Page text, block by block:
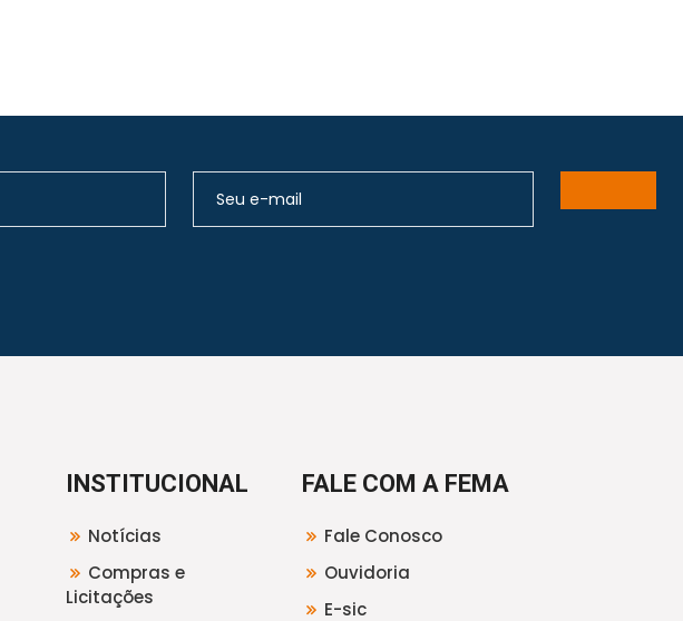
INSTITUCIONAL
Notícias
Compras e
Licitações
FALE COM A FEMA
Fale Conosco
Ouvidoria
E-sic